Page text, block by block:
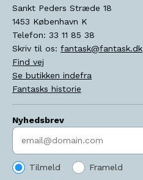
Sankt Peders Stræde 18
1453 København K
Telefon: 33 11 85 38
Skriv til os: fantask@fantask.dk
Find vej
Se butikken indefra
Fantasks historie
Nyhedsbrev
Indtast søgeord
Tilmeld Frameld